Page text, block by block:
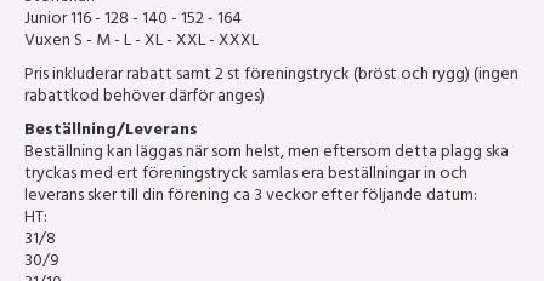
Junior 116 - 128 - 140 - 152 - 164
Vuxen S - M - L - XL - XXL - XXXL
Pris inkluderar rabatt samt 2 st föreningstryck (bröst och rygg) (ingen
rabattkod behöver därför anges)
Beställning/Leverans
Beställning kan läggas när som helst, men eftersom detta plagg ska
tryckas med ert föreningstryck samlas era beställningar in och
leverans sker till din förening ca 3 veckor efter följande datum:
HT:
31/8
30/9